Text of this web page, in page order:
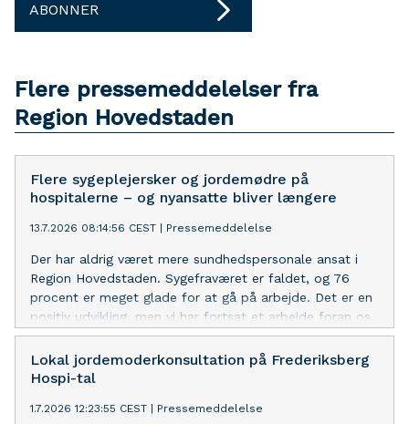
ABONNER
Flere pressemeddelelser fra
Region Hovedstaden
Flere sygeplejersker og jordemødre på
hospitalerne – og nyansatte bliver længere
13.7.2026 08:14:56 CEST Pressemeddelelse
Der har aldrig været mere sundhedspersonale ansat i
Region Hovedstaden. Sygefraværet er faldet, og 76
procent er meget glade for at gå på arbejde. Det er en
positiv udvikling, men vi har fortsat et arbejde foran os,
siger udvalgsformand Susanne Due Kristensen (S).
Lokal jordemoderkonsultation på Frederiksberg
Hospi-tal
1.7.2026 12:23:55 CEST Pressemeddelelse